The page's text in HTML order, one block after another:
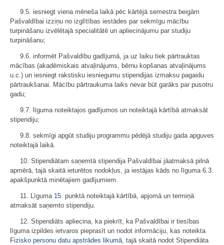
9.5. iesniegt viena mēneša laikā pēc kārtējā semestra beigām
Pašvaldībai izziņu no izglītības iestādes par sekmīgu mācību
turpināšanu izvēlētajā specialitātē un apliecinājumu par studiju
turpināšanu;
9.6. informēt Pašvaldību gadījumā, ja uz laiku tiek pārtrauktas
mācības (akadēmiskais atvaļinājums, bērnu kopšanas atvaļinājums
u.c.) un iesniegt rakstisku iesniegumu stipendijas izmaksu pagaidu
pārtraukšanai. Mācību pārtraukuma laiks nevar būt garāks par pusotru
gadu;
9.7. līguma noteiktajos gadījumos un noteiktajā kārtībā atmaksāt
stipendiju;
9.8. sekmīgi apgūt studiju programmu pēdējā studiju gada apguves
noteiktajā laikā.
10. Stipendiātam saņemtā stipendija Pašvaldībai jāatmaksā pilnā
apmērā, tajā skaitā ieturētos nodokļus, ja iestājas kāds no līguma 6.3.
apakšpunktā minētajiem gadījumiem.
11. Līguma 15. punktā noteiktajā kārtībā, apjomā un termiņā
atmaksāt saņemto stipendiju.
12. Stipendiāts apliecina, ka piekrīt, ka Pašvaldībai ir tiesības
līguma izpildes ietvaros pieprasīt un nodot informāciju, kas noteikta
Fizisko personu datu apstrādes likumā, tajā skaitā nodot Stipendiāta